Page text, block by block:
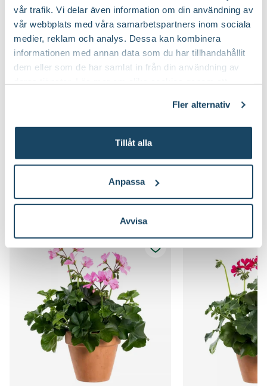
vår trafik. Vi delar även information om din användning av
vår webbplats med våra samarbetspartners inom sociala
medier, reklam och analys. Dessa kan kombinera
informationen med annan data som du har tillhandahållit
dem eller som de har samlat in från din användning av
Fler alternativ
Tillåt alla
Anpassa
Avvisa
Selecta.
Lyckas med dina pelargoner